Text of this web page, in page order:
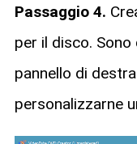
Passaggio 4.
per il disco.
pannello di
personalizzarne